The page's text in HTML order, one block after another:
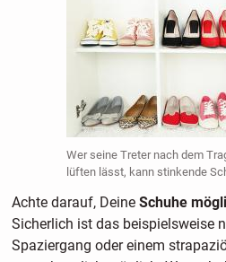
Wer seine Treter nach dem
lüften lässt, kann stinkende
Achte darauf, Deine Schuhe
Sicherlich ist das beispielsweise
Spaziergang oder einem